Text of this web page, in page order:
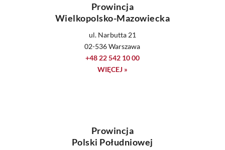
Prowincja
Wielkopolsko-Mazowiecka
ul. Narbutta 21
02-536 Warszawa
+48 22 542 10 00
WIĘCEJ »
Prowincja
Polski Południowej